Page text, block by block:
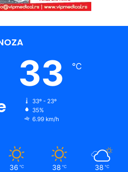
33 ℃
33º - 23º
35%
6.99 km/h
36 ℃ 38 ℃ 38 ℃